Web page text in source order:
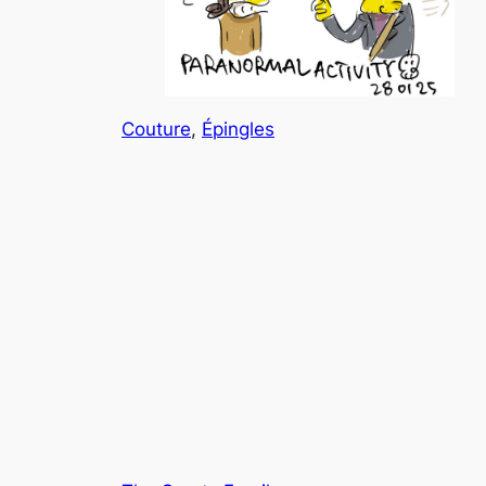
Couture, Épingles